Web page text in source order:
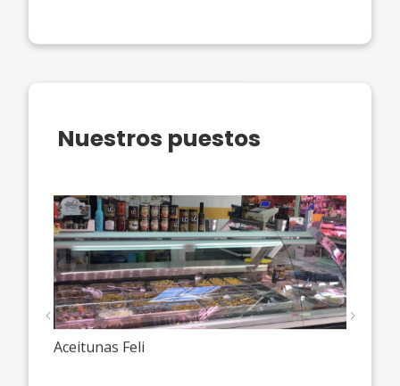
Nuestros puestos
Aceitunas Feli
Previous Next